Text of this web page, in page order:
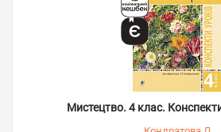
Мистецтво. 4 клас.